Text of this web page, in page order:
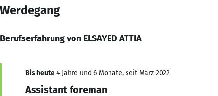
Werdegang
Berufserfahrung von ELSAYED ATTIA
Bis heute 4 Jahre und 6 Monate, seit März 2022
Assistant foreman